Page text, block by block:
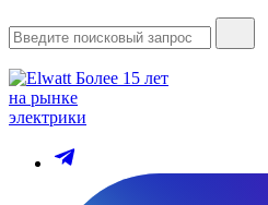
Более 15 лет
на рынке
электрики